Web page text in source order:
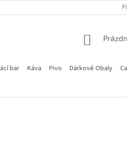
bar Káva Pivo Dárkové Obaly